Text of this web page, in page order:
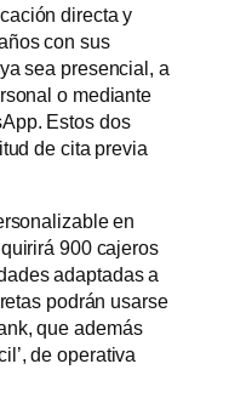
directa y
con sus
sea presencial, a
o mediante
Estos dos
de cita previa
en
900 cajeros
adaptadas a
podrán usarse
que además
de operativa